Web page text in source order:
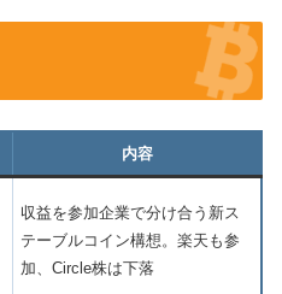
内容
収益を参加企業で分け合う新ス
テーブルコイン構想。楽天も参
加、Circle株は下落